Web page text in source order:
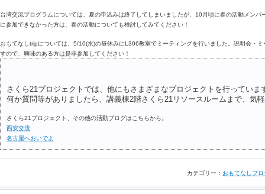
台湾交流プログラムについては、夏の申込みは終了してしまいましたが、10月頃に春の活動メンバ
に参加できなかった方は、春の活動についても検討してみてください！
おもてなしtripについては、5/10(水)の昼休みにL306教室でミーティングを行いました。説明会・
すので、興味のある方は是非参加してください！
さくら21プロジェクトでは、他にもさまざまなプロジェクトを行っていま
何か質問等がありましたら、講義棟2階さくら21リソースルームまで、気
さくら21プロジェクト、その他の活動ブログはこちらから。
西安交流
名古屋へおいでよ
カテゴリー： おもてなしプ